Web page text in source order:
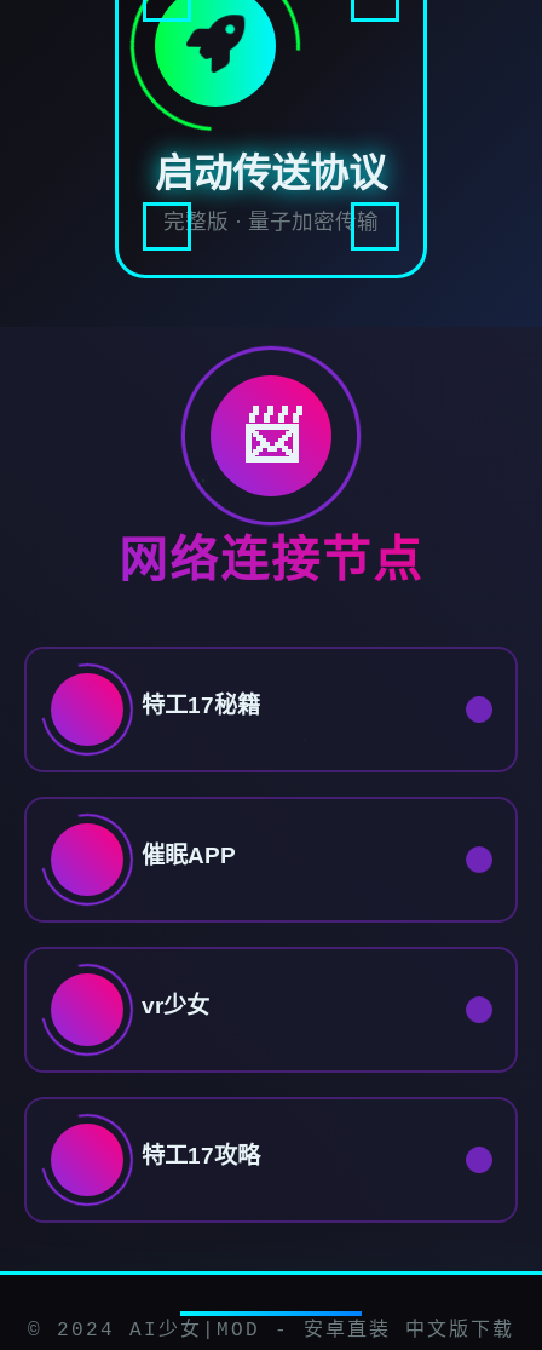
启动传送协议
完整版 · 量子加密传输
📨
网络连接节点
特工17秘籍
催眠APP
vr少女
特工17攻略
© 2024 AI少女|MOD - 安卓直装 中文版下载